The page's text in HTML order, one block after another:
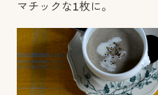
マチックな1枚に。